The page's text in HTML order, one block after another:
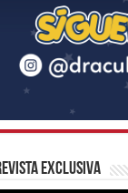
Exclusiva